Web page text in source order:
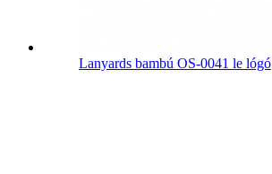
Lanyards bambú OS-0041 le lógó